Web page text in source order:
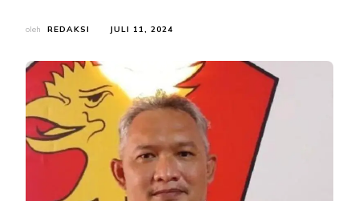
oleh REDAKSI JULI 11, 2024